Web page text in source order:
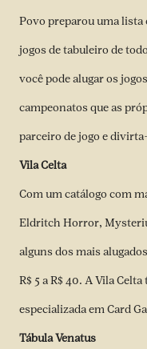
Povo preparou uma lista
jogos de tabuleiro de
você pode alugar os
campeonatos que as
parceiro de jogo e
Vila Celta
Com um catálogo com
Eldritch Horror,
alguns dos mais
R$ 5 a R$ 40. A Vila
especializada em Card
Tábula Venatus